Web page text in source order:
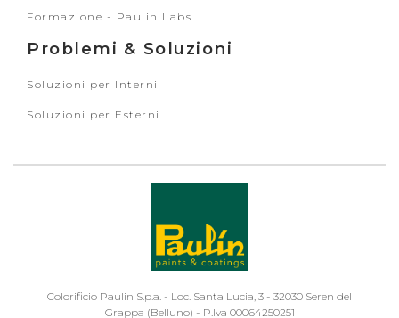
Formazione - Paulin Labs
Problemi & Soluzioni
Soluzioni per Interni
Soluzioni per Esterni
Colorificio Paulin S.p.a. - Loc. Santa Lucia, 3 - 32030 Seren del
Grappa (Belluno) - P.Iva 00064250251